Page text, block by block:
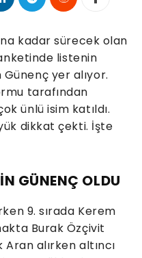
kadar sürecek olan
listenin
yer alıyor.
tarafından
ünlü isim katıldı.
dikkat çekti. İşte
GÜNENÇ OLDU
9. sırada Kerem
Burak Özçivit
alırken altıncı